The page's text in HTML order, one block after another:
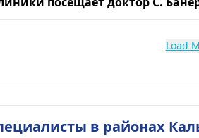
Load
в районах